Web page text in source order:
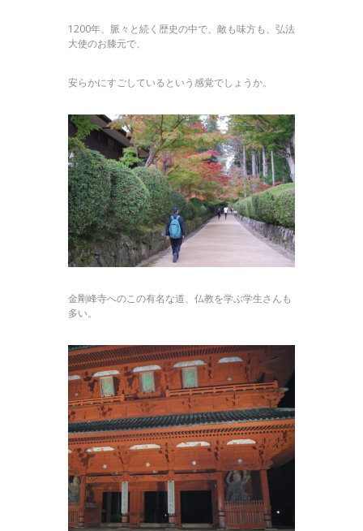
1200年、脈々と続く歴史の中で、敵も味方も、弘法
大使のお膝元で、
安らかにすごしているという感覚でしょうか。
金剛峰寺へのこの有名な道、仏教を学ぶ学生さんも
多い。